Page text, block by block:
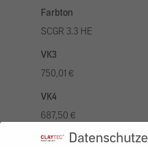
Farbton
SCGR 3.3 HE
VK3
750,01 €
VK4
687,50 €
VK5